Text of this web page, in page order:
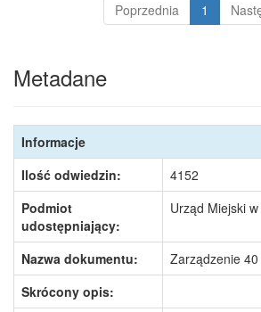
Poprzednia
1
Metadane
Informacje
Ilość odwiedzin:
4152
Podmiot
udostępniający:
Urząd Miejski
Nazwa dokumentu:
Zarządzenie 40
Skrócony opis: